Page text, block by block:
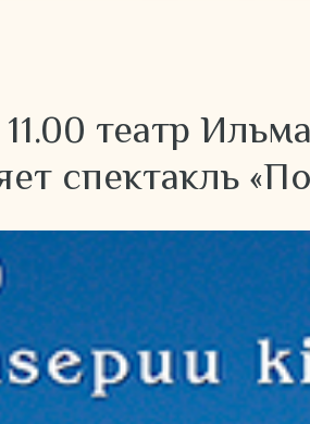
11.00 театр
спектакль